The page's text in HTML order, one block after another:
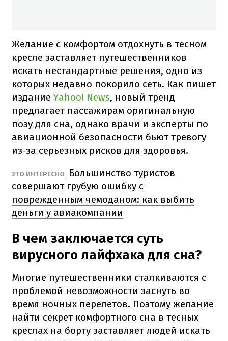
Желание с комфортом отдохнуть в тесном
кресле заставляет путешественников
искать нестандартные решения, одно из
которых недавно покорило сеть. Как пишет
издание Yahoo! News, новый тренд
предлагает пассажирам оригинальную
позу для сна, однако врачи и эксперты по
авиационной безопасности бьют тревогу
из-за серьезных рисков для здоровья.
ЭТО ИНТЕРЕСНО
Большинство туристов
совершают грубую ошибку с
поврежденным чемоданом: как выбить
деньги у авиакомпании
В чем заключается суть
вирусного лайфхака для сна?
Многие путешественники сталкиваются с
проблемой невозможности заснуть во
время ночных перелетов. Поэтому желание
найти секрет комфортного сна в тесных
креслах на борту заставляет людей искать